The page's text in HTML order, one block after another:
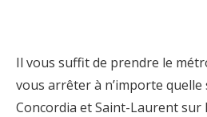
Il vous suffit de prendre le
vous arrêter à n’importe
Concordia et Saint-Laurent sur